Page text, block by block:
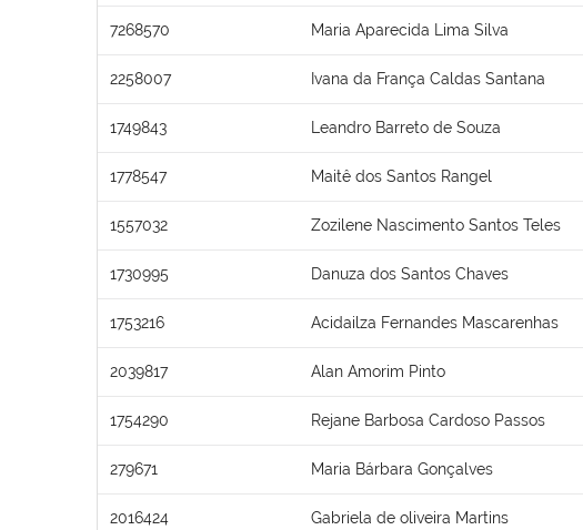
7268570 Maria Aparecida Lima Silva
2258007 Ivana da França Caldas Santana
1749843 Leandro Barreto de Souza
1778547 Maitê dos Santos Rangel
1557032 Zozilene Nascimento Santos Teles
1730995 Danuza dos Santos Chaves
1753216 Acidailza Fernandes Mascarenhas
2039817 Alan Amorim Pinto
1754290 Rejane Barbosa Cardoso Passos
279671 Maria Bárbara Gonçalves
2016424 Gabriela de oliveira Martins